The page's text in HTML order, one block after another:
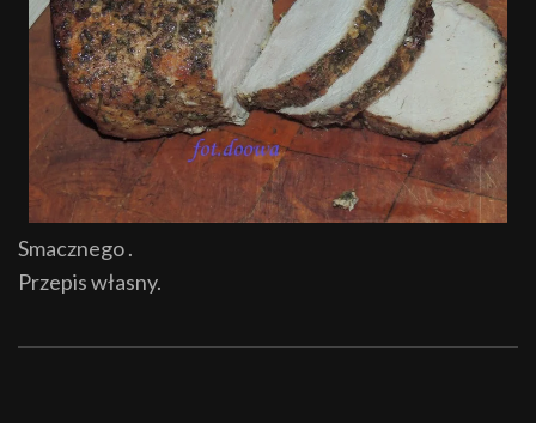
Smacznego .
Przepis własny.